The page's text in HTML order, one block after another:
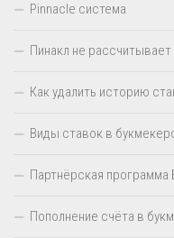
Pinnacle система
Пинакл не рассчитывает
Как удалить историю
Виды ставок в
Партнёрская программа
Пополнение счёта в